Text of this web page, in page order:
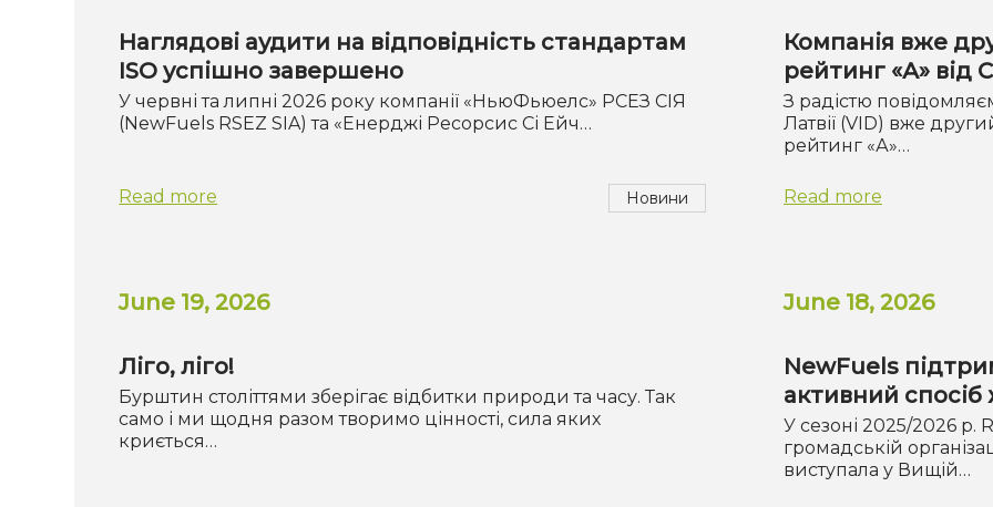
Наглядові аудити на відповідність стандартам
ISO успішно завершено
У червні та липні 2026 року компанії «НьюФьюелс» РСЕЗ СІЯ
(NewFuels RSEZ SIA) та «Енерджі Ресорсис Сі Ейч…
Read more Новини
Компанія вже
рейтинг «А» від
З радістю
Латвії (VID) вже
рейтинг «А»…
Read more
June 19, 2026
Ліго, ліго!
Бурштин століттями зберігає відбитки природи та часу. Так
само і ми щодня разом творимо цінності, сила яких
криється…
June 18, 2026
NewFuels
активний спосіб
У сезоні 2025/2026 р.
громадській
виступала у Вищій…